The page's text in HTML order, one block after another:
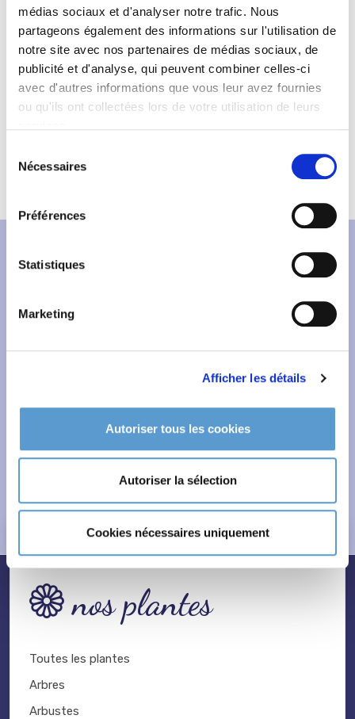
médias sociaux et d'analyser notre trafic. Nous
partageons également des informations sur l'utilisation de
notre site avec nos partenaires de médias sociaux, de
publicité et d'analyse, qui peuvent combiner celles-ci
avec d'autres informations que vous leur avez fournies
ou qu'ils ont collectées lors de votre utilisation de leurs
Nécessaires
Préférences
Statistiques
Marketing
Afficher les détails
Autoriser tous les cookies
Autoriser la sélection
Cookies nécessaires uniquement
Produits volumineux
Livraison possible jusqu'à 100 km
CIC-Monetico
Avez-vous pensé à
nos plantes
Toutes les plantes
Arbres
Arbustes